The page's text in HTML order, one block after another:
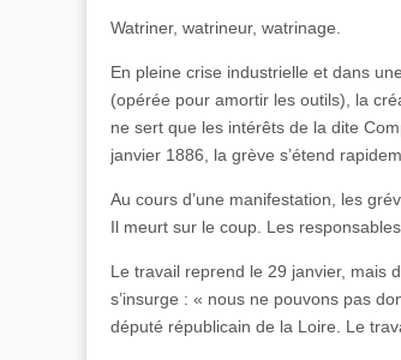
Watriner, watrineur, watrinage.
En pleine crise industrielle et dans
(opérée pour amortir les outils), la
ne sert que les intérêts de la dite
janvier 1886, la grève s’étend
Au cours d’une manifestation, les
Il meurt sur le coup. Les
Le travail reprend le 29 janvier, mais
s’insurge : « nous ne pouvons pas
député républicain de la Loire. Le